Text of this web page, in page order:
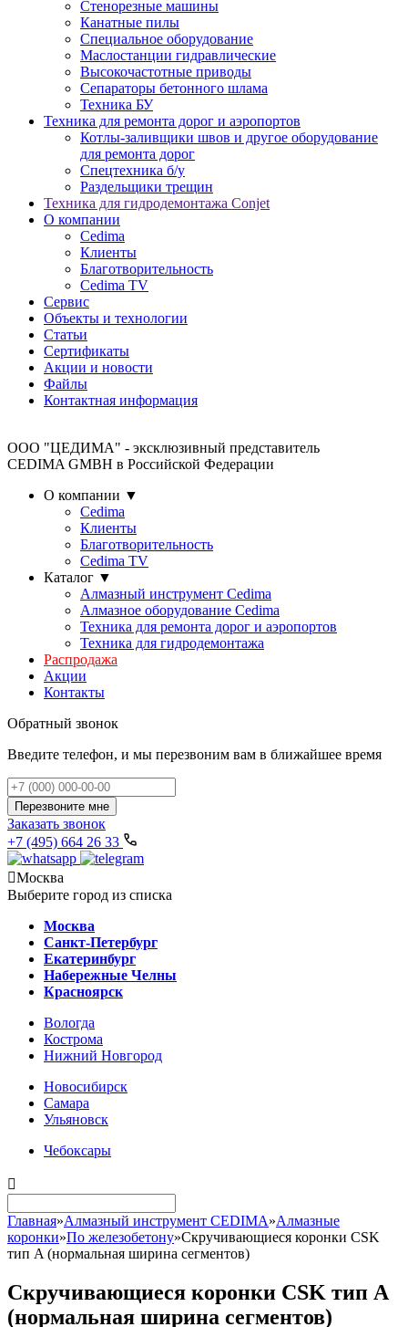
Стенорезные машины
Канатные пилы
Специальное оборудование
Маслостанции гидравлические
Высокочастотные приводы
Сепараторы бетонного шлама
Техника БУ
Техника для ремонта дорог и аэропортов
Котлы-заливщики швов и другое оборудование
для ремонта дорог
Спецтехника б/у
Раздельщики трещин
Техника для гидродемонтажа Conjet
О компании
Cedima
Клиенты
Благотворительность
Сedima TV
Сервис
Объекты и технологии
Статьи
Сертификаты
Акции и новости
Файлы
Контактная информация
ООО "ЦЕДИМА" - эксклюзивный представитель
CEDIMA GMBH в Российской Федерации
О компании ▼
Cedima
Клиенты
Благотворительность
Сedima TV
Каталог ▼
Алмазный инструмент Cedima
Алмазное оборудование Cedima
Техника для ремонта дорог и аэропортов
Техника для гидродемонтажа
Распродажа
Акции
Контакты
Обратный звонок
Введите телефон, и мы перезвоним вам в ближайшее время
Перезвоните мне
Заказать звонок
+7 (495) 664 26 33
Москва
Выберите город из списка
Москва
Санкт-Петербург
Екатеринбург
Набережные Челны
Красноярск
Вологда
Кострома
Нижний Новгород
Новосибирск
Самара
Ульяновск
Чебоксары

Главная»Алмазный инструмент CEDIMA»Алмазные
коронки»По железобетону»Скручивающиеся коронки CSK
тип A (нормальная ширина сегментов)
Скручивающиеся коронки CSK тип A
(нормальная ширина сегментов)